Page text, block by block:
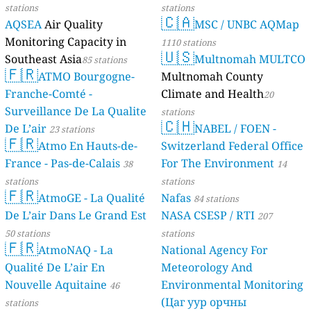
stations
AQSEAAir Quality
Monitoring Capacity in
Southeast Asia85 stations
🇫🇷ATMO Bourgogne-
Franche-Comté -
Surveillance De La Qualite
De L’air 23 stations
🇫🇷Atmo En Hauts-de-
France - Pas-de-Calais 38
stations
🇫🇷AtmoGE - La Qualité
De L’air Dans Le Grand Est
50 stations
🇫🇷AtmoNAQ - La
Qualité De L’air En
Nouvelle Aquitaine 46
stations
stations
🇨🇦MSC / UNBC AQMap
1110 stations
🇺🇸Multnomah MULTCO
Multnomah County
Climate and Health20
stations
🇨🇭NABEL / FOEN -
Switzerland Federal Office
For The Environment 14
stations
Nafas 84 stations
NASA CSESP / RTI 207
stations
National Agency For
Meteorology And
Environmental Monitoring
(Цаг уур орчны